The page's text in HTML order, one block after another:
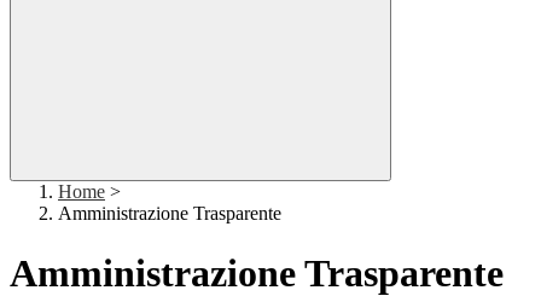
Home >
Amministrazione Trasparente
Amministrazione Trasparente